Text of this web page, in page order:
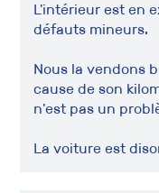
L'intérieur est en
défauts mineurs.
Nous la vendons
cause de son
n'est pas un
La voiture est